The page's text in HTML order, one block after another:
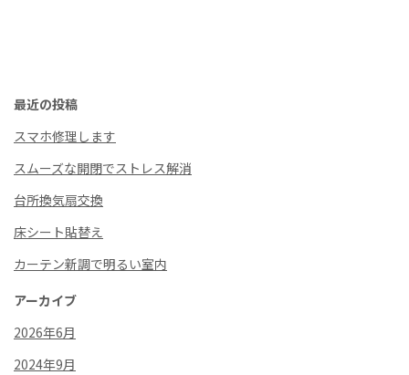
最近の投稿
スマホ修理します
スムーズな開閉でストレス解消
台所換気扇交換
床シート貼替え
カーテン新調で明るい室内
アーカイブ
2026年6月
2024年9月